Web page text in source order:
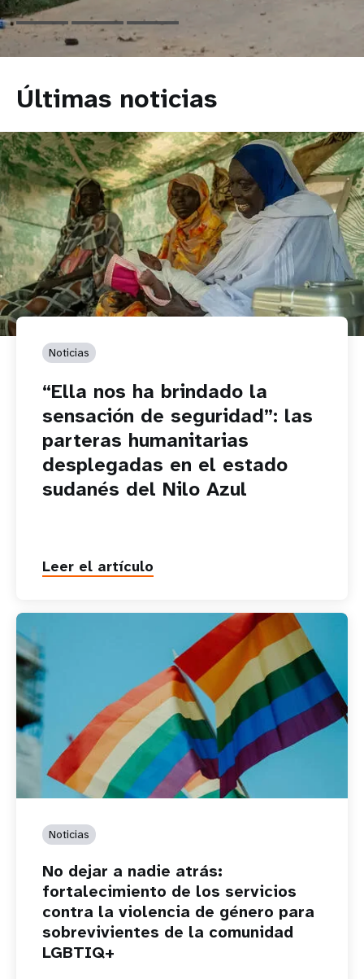
Últimas noticias
Noticias
“Ella nos ha brindado la
sensación de seguridad”: las
parteras humanitarias
desplegadas en el estado
sudanés del Nilo Azul
Leer el artículo
Noticias
No dejar a nadie atrás:
fortalecimiento de los servicios
contra la violencia de género para
sobrevivientes de la comunidad
LGBTIQ+